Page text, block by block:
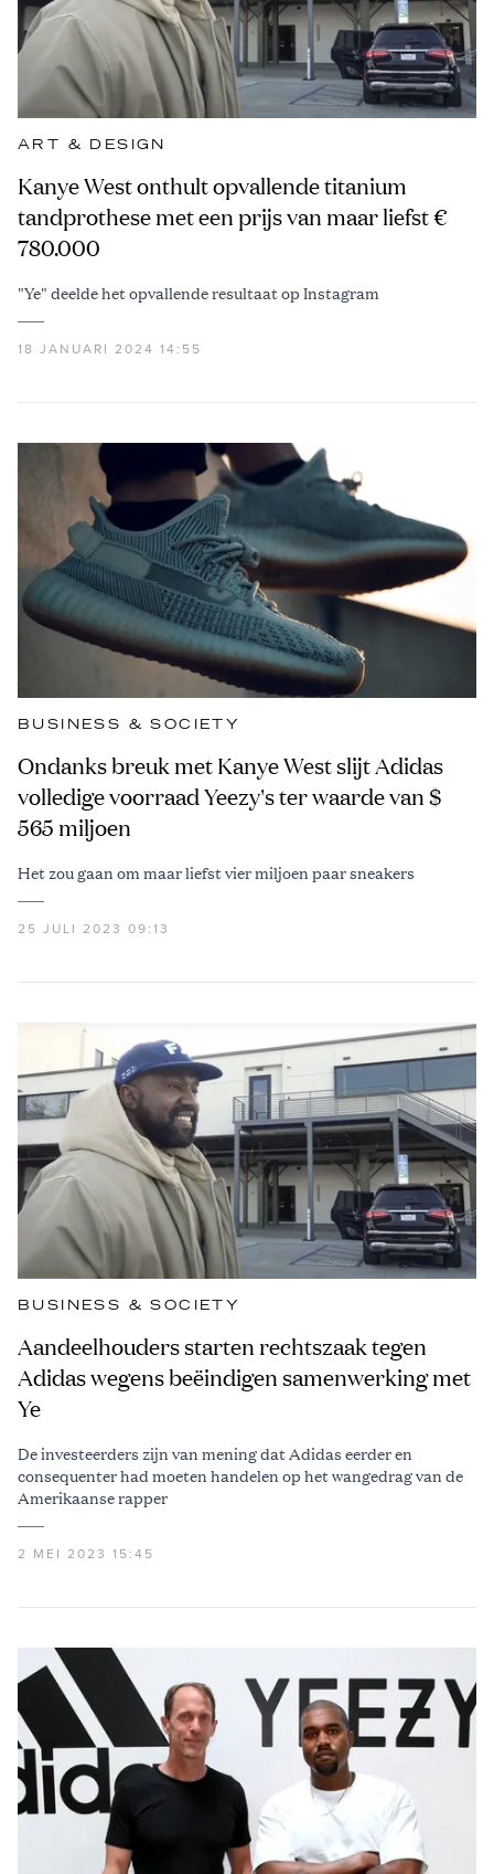
ART & DESIGN
Kanye West onthult opvallende titanium
tandprothese met een prijs van maar liefst €
780.000
"Ye" deelde het opvallende resultaat op Instagram
18 JANUARI 2024 14:55
BUSINESS & SOCIETY
Ondanks breuk met Kanye West slijt Adidas
volledige voorraad Yeezy's ter waarde van $
565 miljoen
Het zou gaan om maar liefst vier miljoen paar sneakers
25 JULI 2023 09:13
BUSINESS & SOCIETY
Aandeelhouders starten rechtszaak tegen
Adidas wegens beëindigen samenwerking met
Ye
De investeerders zijn van mening dat Adidas eerder en
consequenter had moeten handelen op het wangedrag van de
Amerikaanse rapper
2 MEI 2023 15:45